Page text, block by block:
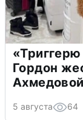
Гордон
5 августа 64